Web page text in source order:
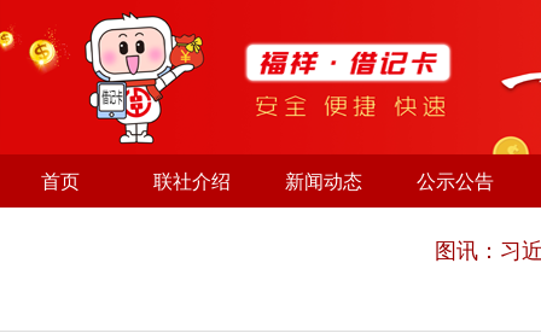
首页 联社介绍 新闻动态 公示公告
图讯：习